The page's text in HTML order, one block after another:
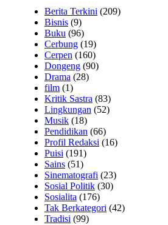
Berita Terkini (209)
Bisnis (9)
Buku (96)
Cerbung (19)
Cerpen (160)
Dongeng (90)
Drama (28)
film (1)
Kritik Sastra (83)
Lingkungan (52)
Musik (18)
Pendidikan (66)
Profil Redaksi (16)
Puisi (191)
Sains (51)
Sinematografi (23)
Sosial Politik (30)
Sosialita (176)
Tak Berkategori (42)
Tradisi (99)